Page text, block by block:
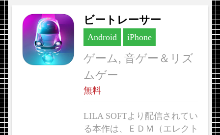
ビートレーサー
Android iPhone
ゲーム, 音ゲー＆リズ
ムゲー
無料
LILA SOFTより配信されてい
る本作は、ＥＤＭ（エレクト